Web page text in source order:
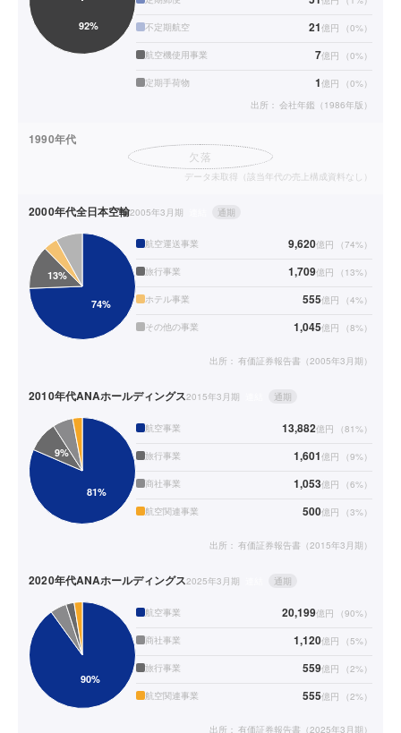
不定期航空 21億円 （0%）
航空機使用事業 7億円 （0%）
定期手荷物 1億円 （0%）
出所： 会社年鑑（1986年版）
1990年代
欠落
データ未取得（該当年代の売上構成資料なし）
2000年代全日本空輸2005年3月期 通期
航空運送事業 9,620億円 （74%）
旅行事業 1,709億円 （ 13%）
ホテル事業 555億円 （4%）
その他の事業 1,045億円 （8%）
出所： 有価証券報告書（2005年3月期）
2010年代ANAホールディングス2015年3月期 通期
航空事業 13,882億円 （81%）
旅行事業 1,601億円 （9%）
商社事業 1,053億円 （6%）
航空関連事業 500億円 （3%）
出所： 有価証券報告書（2015年3月期）
2020年代ANAホールディングス2025年3月期 通期
航空事業 20,199億円 （90%）
商社事業 1,120億円 （5%）
旅行事業 559億円 （2%）
航空関連事業 555億円 （2%）
出所： 有価証券報告書（2025年3月期）